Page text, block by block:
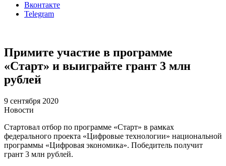
Вконтакте
Telegram
Примите участие в программе
«Старт» и выиграйте грант 3 млн
рублей
9 сентября 2020
Новости
Стартовал отбор по программе «Старт» в рамках
федерального проекта «Цифровые технологии» национальной
программы «Цифровая экономика». Победитель получит
грант 3 млн рублей.